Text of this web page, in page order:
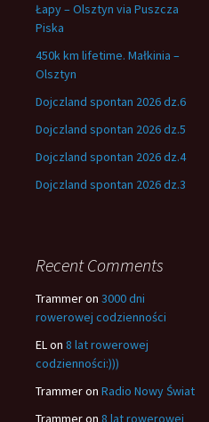
Łapy – Olsztyn via Puszcza
Piska
450k km lifetime. Małkinia –
Olsztyn
Dojczland spontan 2026 dz.6
Dojczland spontan 2026 dz.5
Dojczland spontan 2026 dz.4
Dojczland spontan 2026 dz.3
Recent Comments
Trammeron 3000 dni
rowerowej codzienności
ELon 8 lat rowerowej
codzienności:)))
Trammeron Radio Nowy Świat
Trammeron 8 lat rowerowej